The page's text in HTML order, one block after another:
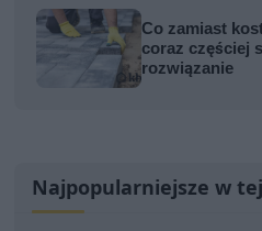
Co zamiast
coraz częściej
rozwiązanie
Najpopularniejsze w